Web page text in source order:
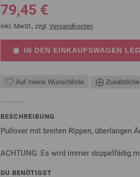
79,45 €
inkl. MwSt., zzgl. Versandkosten
IN DEN EINKAUFSWAGEN
Auf meine Wunschliste
BESCHREIBUNG
Pullover mit breiten Rippen, überlangen
ACHTUNG: Es wird immer doppelfädig
DU BENÖTIGST